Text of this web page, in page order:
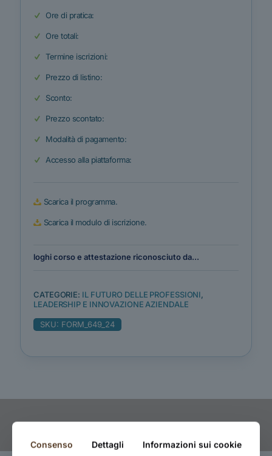
Ore di pratica:
Ore totali:
Termine iscrizioni:
Prezzo di listino:
Sconto:
Prezzo scontato:
Modalità di pagamento:
Accesso alla piattaforma:
Scarica il programma.
Scarica il modulo di iscrizione.
loghi corso e attestazione riconosciuto da...
CATEGORIE: IL FUTURO DELLE PROFESSIONI,
LEADERSHIP E INNOVAZIONE AZIENDALE
SKU: FORM_649_24
Consenso Dettagli Informazioni sui cookie